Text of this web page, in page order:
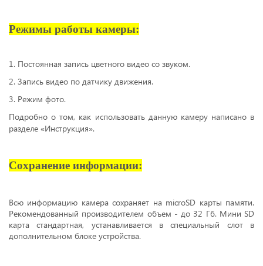
Режимы работы камеры:
1. Постоянная запись цветного видео со звуком.
2. Запись видео по датчику движения.
3. Режим фото.
Подробно о том, как использовать данную камеру написано в
разделе «Инструкция».
Сохранение информации:
Всю информацию камера сохраняет на microSD карты памяти.
Рекомендованный производителем объем - до 32 Гб. Мини SD
карта стандартная, устанавливается в специальный слот в
дополнительном блоке устройства.